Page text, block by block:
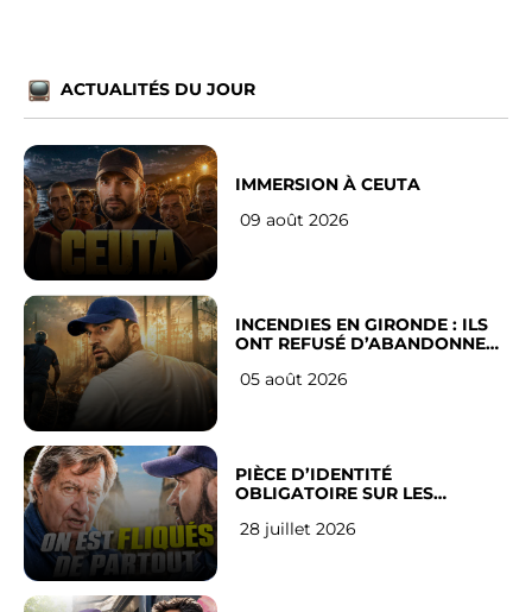
ACTUALITÉS DU JOUR
IMMERSION À CEUTA
09 août 2026
INCENDIES EN GIRONDE : ILS
ONT REFUSÉ D’ABANDONNER
05 août 2026
PIÈCE D’IDENTITÉ
OBLIGATOIRE SUR LES
Français
28 juillet 2026